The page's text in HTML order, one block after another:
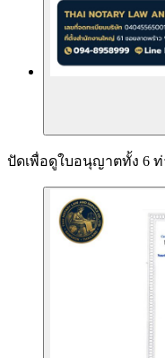
ปัดเพื่อดูใบอนุญาตทั้ง 6 ท่